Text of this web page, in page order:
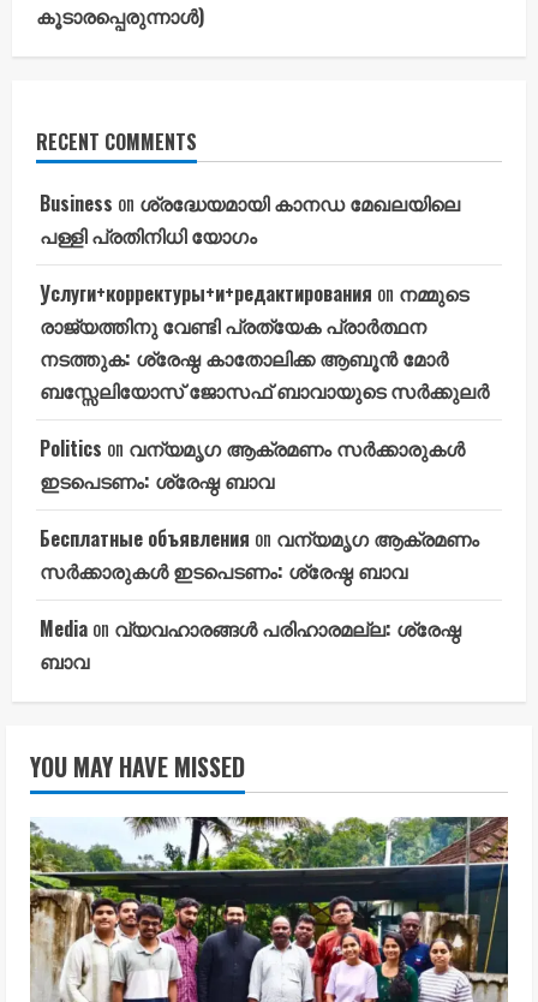
കൂടാരപ്പെരുന്നാൾ)
RECENT COMMENTS
Business on ശ്രദ്ധേയമായി കാനഡ മേഖലയിലെ
പള്ളി പ്രതിനിധി യോഗം
Услуги+корректуры+и+редактирования on നമ്മുടെ
രാജ്യത്തിനു വേണ്ടി പ്രത്യേക പ്രാർത്ഥന
നടത്തുക: ശ്രേഷ്ഠ കാതോലിക്ക ആബൂൻ മോർ
ബസ്സേലിയോസ് ജോസഫ് ബാവായുടെ സർക്കുലർ
Politics on വന്യമൃഗ ആക്രമണം സർക്കാരുകൾ
ഇടപെടണം: ശ്രേഷ്ഠ ബാവ
Бесплатные объявления on വന്യമൃഗ ആക്രമണം
സർക്കാരുകൾ ഇടപെടണം: ശ്രേഷ്ഠ ബാവ
Media on വ്യവഹാരങ്ങൾ പരിഹാരമല്ല: ശ്രേഷ്ഠ
ബാവ
YOU MAY HAVE MISSED